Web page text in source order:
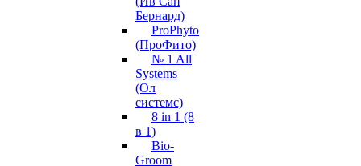
Бернард)
ProPhyto
(ПроФито)
№ 1 All
Systems
(Ол
системс)
8 in 1 (8
в 1)
Bio-
Groom